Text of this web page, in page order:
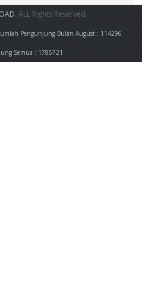
. ALL Rights Reserved.
Pengunjung Bulan August : 114296
Semua : 1785721